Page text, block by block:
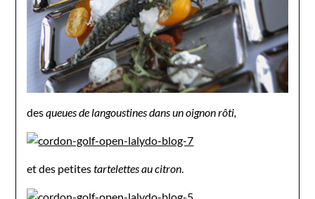
desqueues de langoustines dans un oignon rôti,
et des petitestartelettes au citron